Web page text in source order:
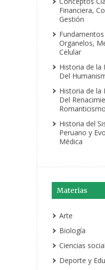
Financiera,
Gestión
Organelos,
Celular
Historia de la
Del
Historia de la
Del
Romanticismo
Historia del
Peruano y
Médica
Materias
Arte
Biología
Ciencias
Deporte y